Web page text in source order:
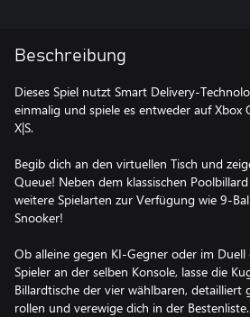
Beschreibung
Dieses Spiel nutzt Smart Delivery-
einmalig und spiele es entweder auf Xbox
X|S.
Begib dich an den virtuellen Tisch und
Queue! Neben dem klassischen Poolbillard
weitere Spielarten zur Verfügung wie 9-
Snooker!
Ob alleine gegen KI-Gegner oder im Duell
Spieler an der selben Konsole, lasse die
Billardtische der vier wählbaren, detailliert
rollen und verewige dich in der Bestenliste.